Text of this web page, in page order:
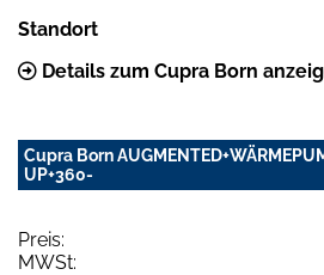
Standort
Details zum Cupra Born
Cupra Born
UP+360-
Preis:
MWSt: